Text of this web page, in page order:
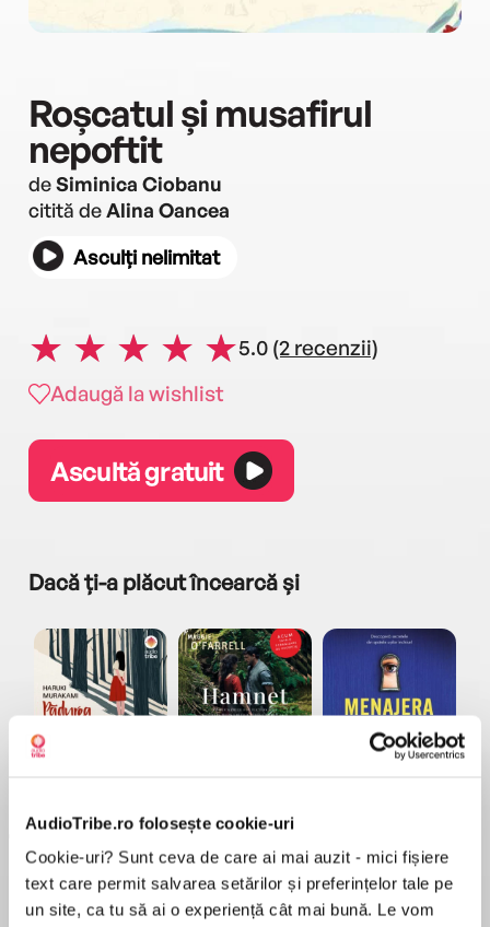
AudioTribe.ro folosește cookie-uri
Cookie-uri? Sunt ceva de care ai mai auzit - mici fișiere
text care permit salvarea setărilor și preferințelor tale pe
un site, ca tu să ai o experiență cât mai bună. Le vom
Roșcatul și musafirul
nepoftit
deSiminica Ciobanu
citită deAlina Oancea
Asculți nelimitat
5.0 (2 recenzii)
Adaugă la wishlist
Ascultă gratuit
Dacă ți-a plăcut încearcă și